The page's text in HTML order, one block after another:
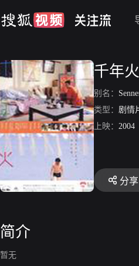
千年火
别名：
类型： 剧情
上映： 2004
分享
简介
暂无